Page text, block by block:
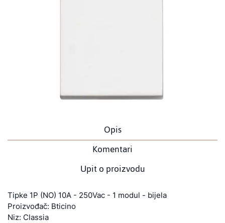
Opis
Komentari
Upit o proizvodu
Tipke 1P (NO) 10A - 250Vac - 1 modul - bijela
Proizvođač: Bticino
Niz: Classia